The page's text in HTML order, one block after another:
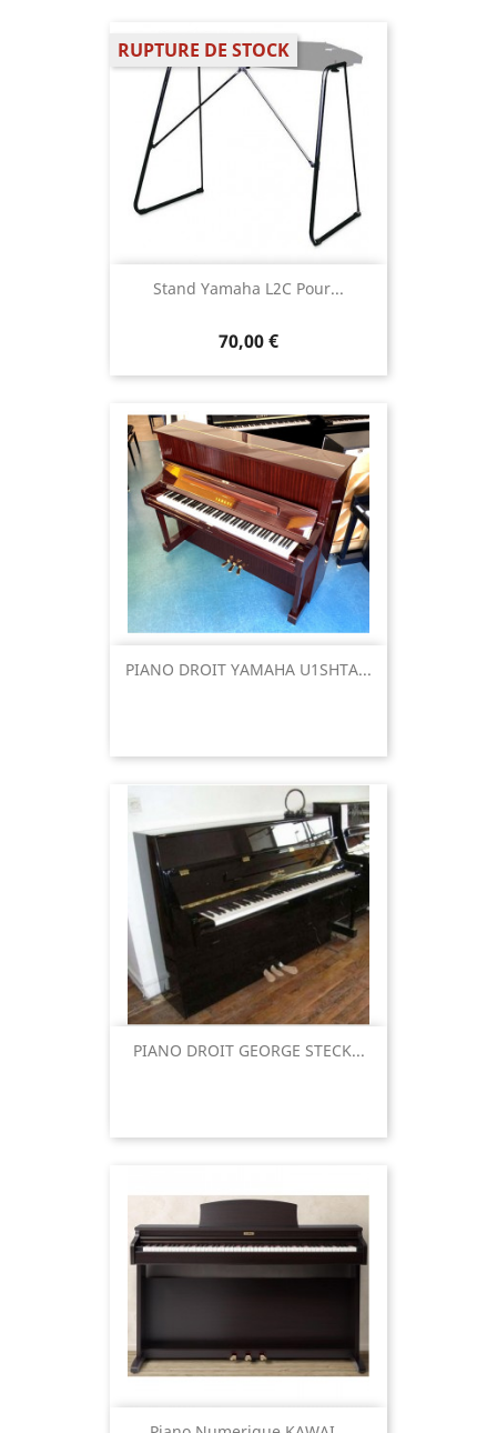
Stand Yamaha L2C Pour...
70,00 €
RUPTURE DE STOCK
PIANO DROIT YAMAHA U1SHTA...
PIANO DROIT GEORGE STECK...